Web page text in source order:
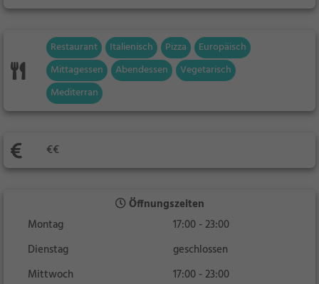
Restaurant Italienisch Pizza
Europäisch
Mittagessen
Abendessen
Vegetarisch
Mediterran
€€
Öffnungszeiten
Montag
17:00 - 23:00
Dienstag
geschlossen
Mittwoch
17:00 - 23:00